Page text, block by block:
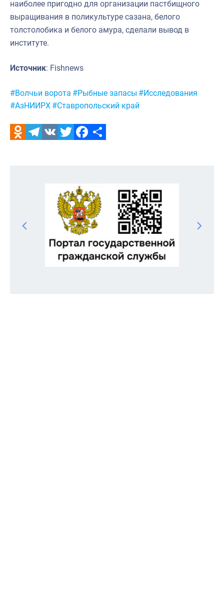
наиболее пригодно для организации пастбищного
выращивания в поликультуре сазана, белого
толстолобика и белого амура, сделали вывод в
институте.
Источник: Fishnews
Метки:
#Волчьи ворота #Рыбные запасы #Исследования
#АзНИИРХ #Ставропольский край